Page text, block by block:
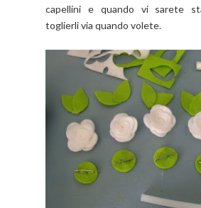
capellini e quando vi sarete
toglierli via quando volete.